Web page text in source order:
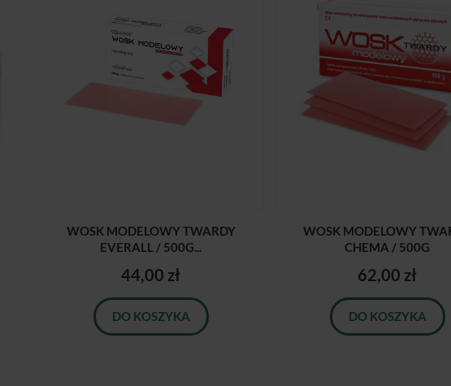
WOSK MODELOWY TWARDY
EVERALL / 500G...
44,00 zł
DO KOSZYKA
WOSK MODELOWY
CHEMA / 500G
62,00 zł
DO KOSZYKA